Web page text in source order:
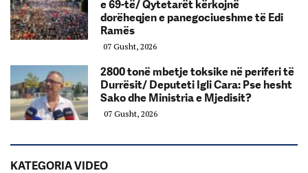
e 69-të/ Qytetarët kërkojnë
dorëheqjen e panegociueshme të Edi
Ramës
07 Gusht, 2026
2800 tonë mbetje toksike në periferi të
Durrësit/ Deputeti Igli Cara: Pse hesht
Sako dhe Ministria e Mjedisit?
07 Gusht, 2026
KATEGORIA VIDEO